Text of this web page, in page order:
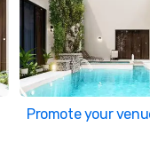
Promote your